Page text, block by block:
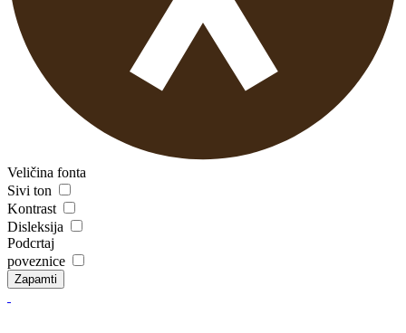
Veličina fonta
Sivi ton
Kontrast
Disleksija
Podcrtaj
poveznice
Zapamti